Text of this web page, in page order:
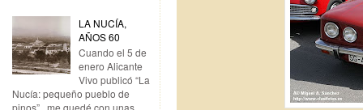
LA NUCÍA,
AÑOS 60
Cuando el 5 de
enero Alicante
Vivo publicó “La
Nucía: pequeño pueblo de